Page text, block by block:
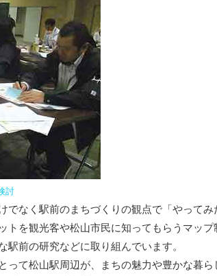
討
なく駅前のまちづくりの観点で「やってみ
を観光客や松山市民に知ってもらうマップ
前の研究などに取り組んでいます。
て松山駅周辺が、まちの魅力や豊かな暮ら